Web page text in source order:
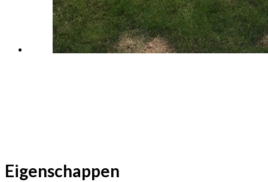
Eigenschappen